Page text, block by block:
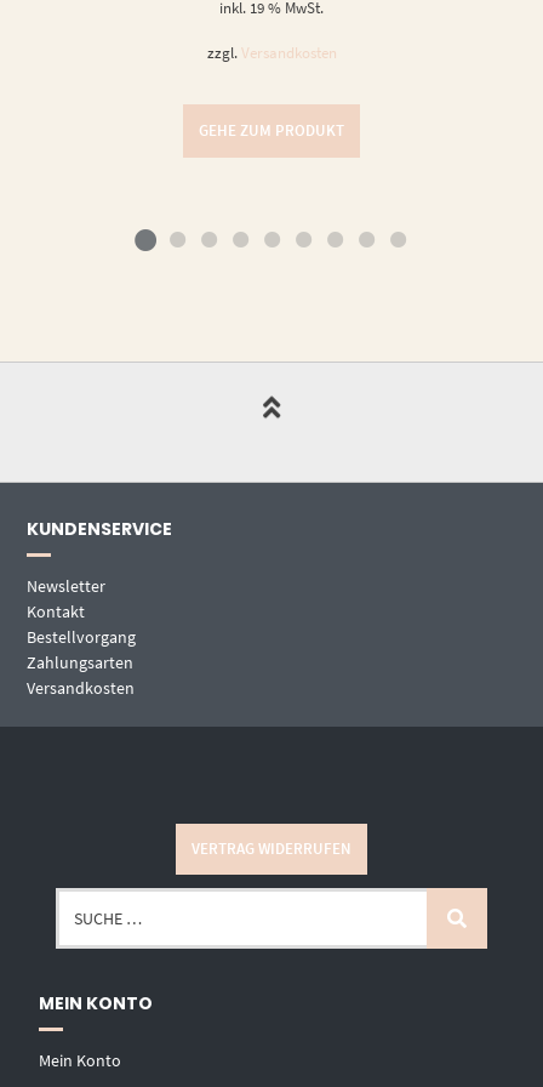
inkl. 19 % MwSt.
zzgl. Versandkosten
GEHE ZUM PRODUKT
KUNDENSERVICE
Newsletter
Kontakt
Bestellvorgang
Zahlungsarten
Versandkosten
VERTRAG WIDERRUFEN
MEIN KONTO
Mein Konto